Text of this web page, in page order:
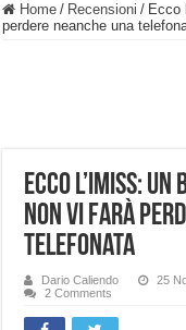
BASTA FATICARE! Questo
Cecotec Millor, recensione
Chi l’ha detto che gli Open-
BENKS OMNIWARRIOR:
Brondi Amico Vero 4G:
Brondi Amico VERO 4G :
Home / Recensioni / Ecco
perdere neanche una
Ecco l’iMiss:
non vi farà
telefonata
Dario Caliendo 25
2 Comments